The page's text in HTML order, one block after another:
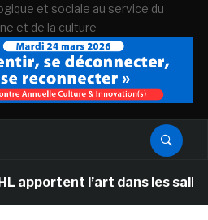
et sociale au service du
et de la culture
l’art dans les salles